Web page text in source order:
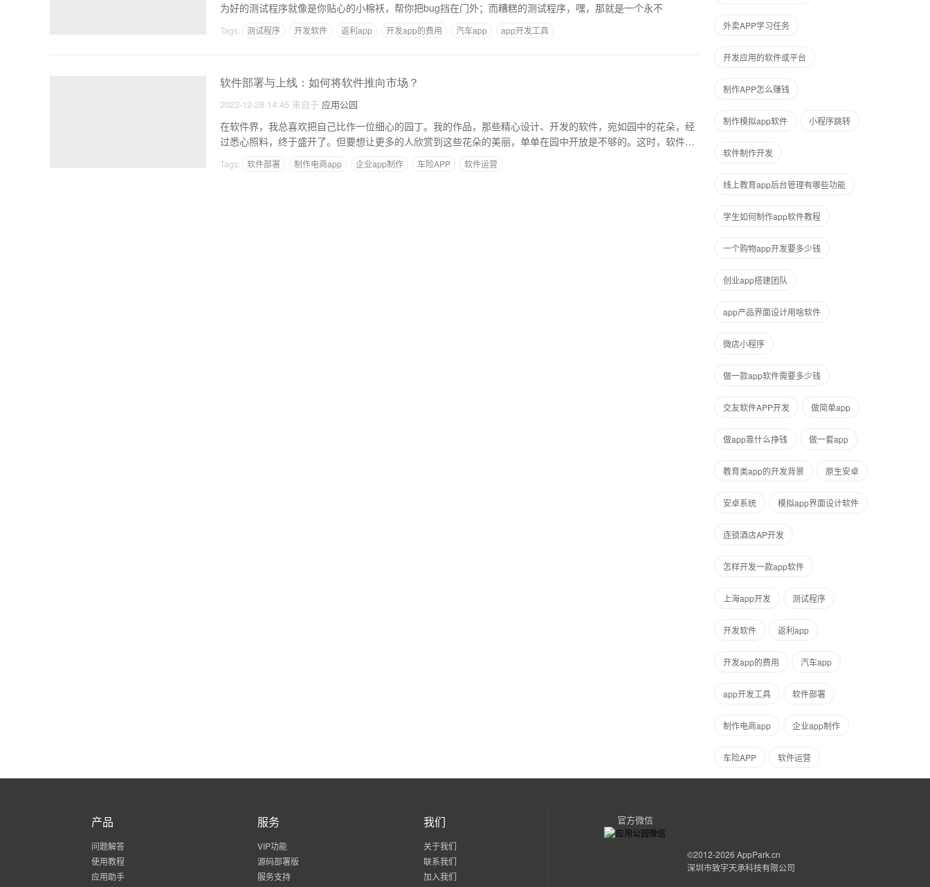
为好的测试程序就像是你贴心的小棉袄，帮你把bug挡在门外；而糟糕的测试程序，嘿，那就是一个永不
Tags: 测试程序 开发软件 返利app 开发app的费用 汽车app app开发工具
软件部署与上线：如何将软件推向市场？
2023-12-28 14:45 来自于 应用公园
在软件界，我总喜欢把自己比作一位细心的园丁。我的作品，那些精心设计、开发的软件，宛如园中的花朵，经
过悉心照料，终于盛开了。但要想让更多的人欣赏到这些花朵的美丽，单单在园中开放是不够的。这时，软件部
Tags: 软件部署 制作电商app 企业app制作 车险APP 软件运营
外卖APP学习任务
开发应用的软件或平台
制作APP怎么赚钱
制作模拟app软件 小程序跳转
软件制作开发
线上教育app后台管理有哪些功能
学生如何制作app软件教程
一个购物app开发要多少钱
创业app搭建团队
app产品界面设计用啥软件
微店小程序
做一款app软件需要多少钱
交友软件APP开发 做简单app
做app靠什么挣钱 做一套app
教育类app的开发背景 原生安卓
安卓系统 模拟app界面设计软件
连锁酒店AP开发
怎样开发一款app软件
上海app开发 测试程序
开发软件 返利app
开发app的费用 汽车app
app开发工具 软件部署
制作电商app 企业app制作
车险APP 软件运营
产品
问题解答
使用教程
应用助手
服务
VIP功能
源码部署版
服务支持
我们
关于我们
联系我们
加入我们
官方微信
©2012-2026 AppPark.cn
深圳市致宇天承科技有限公司